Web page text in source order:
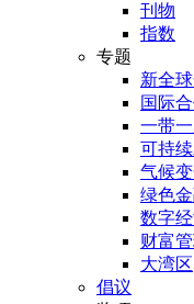
刊物
指数
专题
新全
国际
一带
可持
气候
绿色
数字
财富
大湾区
倡议